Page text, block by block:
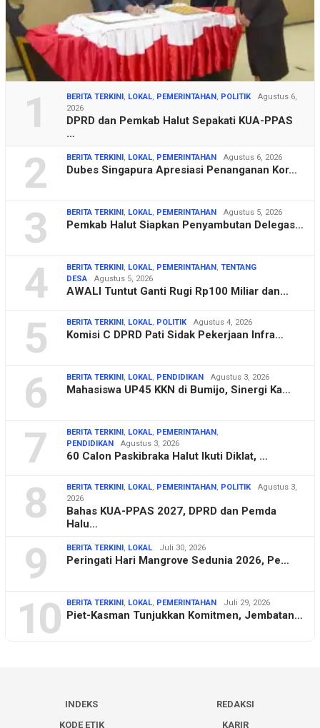
1 BERITA TERKINI , LOKAL, PEMERINTAHAN , POLITIK
Agustus 6,
2026
DPRD dan Pemkab Halut Sepakati KUA-PPAS
…
2 BERITA TERKINI , LOKAL, PEMERINTAHAN Agustus 6, 2026
Dubes Singapura Apresiasi Penanganan Kor…
3 BERITA TERKINI , LOKAL, PEMERINTAHAN Agustus 5, 2026
Pemkab Halut Siapkan Penyambutan Delegas…
4 BERITA TERKINI , LOKAL, PEMERINTAHAN , TENTANG
DESA
Agustus 5, 2026
AWALI Tuntut Ganti Rugi Rp100 Miliar dan…
5 BERITA TERKINI , LOKAL, POLITIK Agustus 4, 2026
Komisi C DPRD Pati Sidak Pekerjaan Infra…
6 BERITA TERKINI , LOKAL, PENDIDIKAN Agustus 3, 2026
Mahasiswa UP45 KKN di Bumijo, Sinergi Ka…
7 BERITA TERKINI , LOKAL, PEMERINTAHAN ,
PENDIDIKAN
Agustus 3, 2026
60 Calon Paskibraka Halut Ikuti Diklat, …
8 BERITA TERKINI , LOKAL, PEMERINTAHAN , POLITIK
Agustus 3,
2026
Bahas KUA-PPAS 2027, DPRD dan Pemda
Halu…
9 BERITA TERKINI , LOKAL Juli 30, 2026
Peringati Hari Mangrove Sedunia 2026, Pe…
10 BERITA TERKINI , LOKAL, PEMERINTAHAN Juli 29, 2026
Piet-Kasman Tunjukkan Komitmen, Jembatan…
INDEKS
REDAKSI
KODE ETIK
KARIR